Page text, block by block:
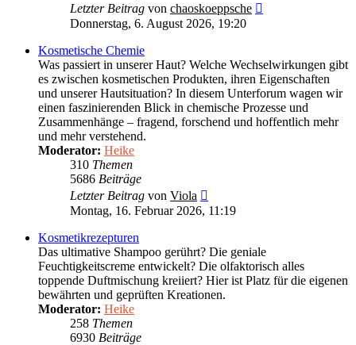
Letzter Beitrag von chaoskoeppsche
Donnerstag, 6. August 2026, 19:20
Kosmetische Chemie
Was passiert in unserer Haut? Welche Wechselwirkungen gibt
es zwischen kosmetischen Produkten, ihren Eigenschaften
und unserer Hautsituation? In diesem Unterforum wagen wir
einen faszinierenden Blick in chemische Prozesse und
Zusammenhänge – fragend, forschend und hoffentlich mehr
und mehr verstehend.
Moderator: Heike
310 Themen
5686 Beiträge
Letzter Beitrag von Viola
Beitrag
Montag, 16. Februar 2026, 11:19
Kosmetikrezepturen
Das ultimative Shampoo gerührt? Die geniale
Feuchtigkeitscreme entwickelt? Die olfaktorisch alles
toppende Duftmischung kreiiert? Hier ist Platz für die eigenen
bewährten und geprüften Kreationen.
Moderator: Heike
258 Themen
6930 Beiträge